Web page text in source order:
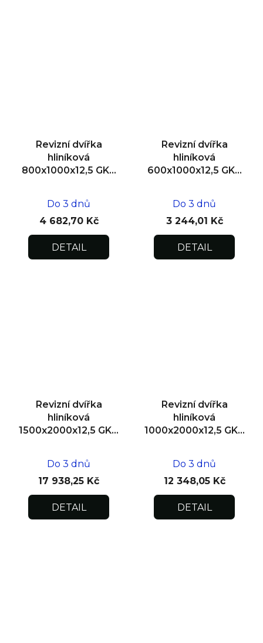
Revizní dvířka
hliníková
800x1000x12,5 GKB
Do 3 dnů
4 682,70 Kč
DETAIL
Revizní dvířka
hliníková
600x1000x12,5 GKB
Do 3 dnů
3 244,01 Kč
DETAIL
Revizní dvířka
hliníková
1500x2000x12,5 GKB
Do 3 dnů
17 938,25 Kč
DETAIL
Revizní dvířka
hliníková
1000x2000x12,5 GKB
Do 3 dnů
12 348,05 Kč
DETAIL